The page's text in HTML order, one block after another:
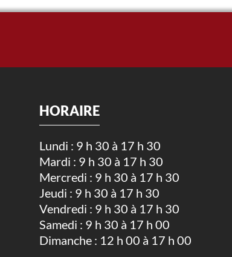
HORAIRE
Lundi : 9 h 30 à 17 h 30
Mardi : 9 h 30 à 17 h 30
Mercredi : 9 h 30 à 17 h 30
Jeudi : 9 h 30 à 17 h 30
Vendredi : 9 h 30 à 17 h 30
Samedi : 9 h 30 à 17 h 00
Dimanche : 12 h 00 à 17 h 00